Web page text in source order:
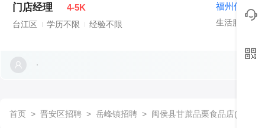
门店经理 4-5K
台江区 学历不限 经验不限
福州信实家
生活服务
首页 > 晋安区招聘 > 岳峰镇招聘 > 闽侯县甘蔗品栗食品店(个体工